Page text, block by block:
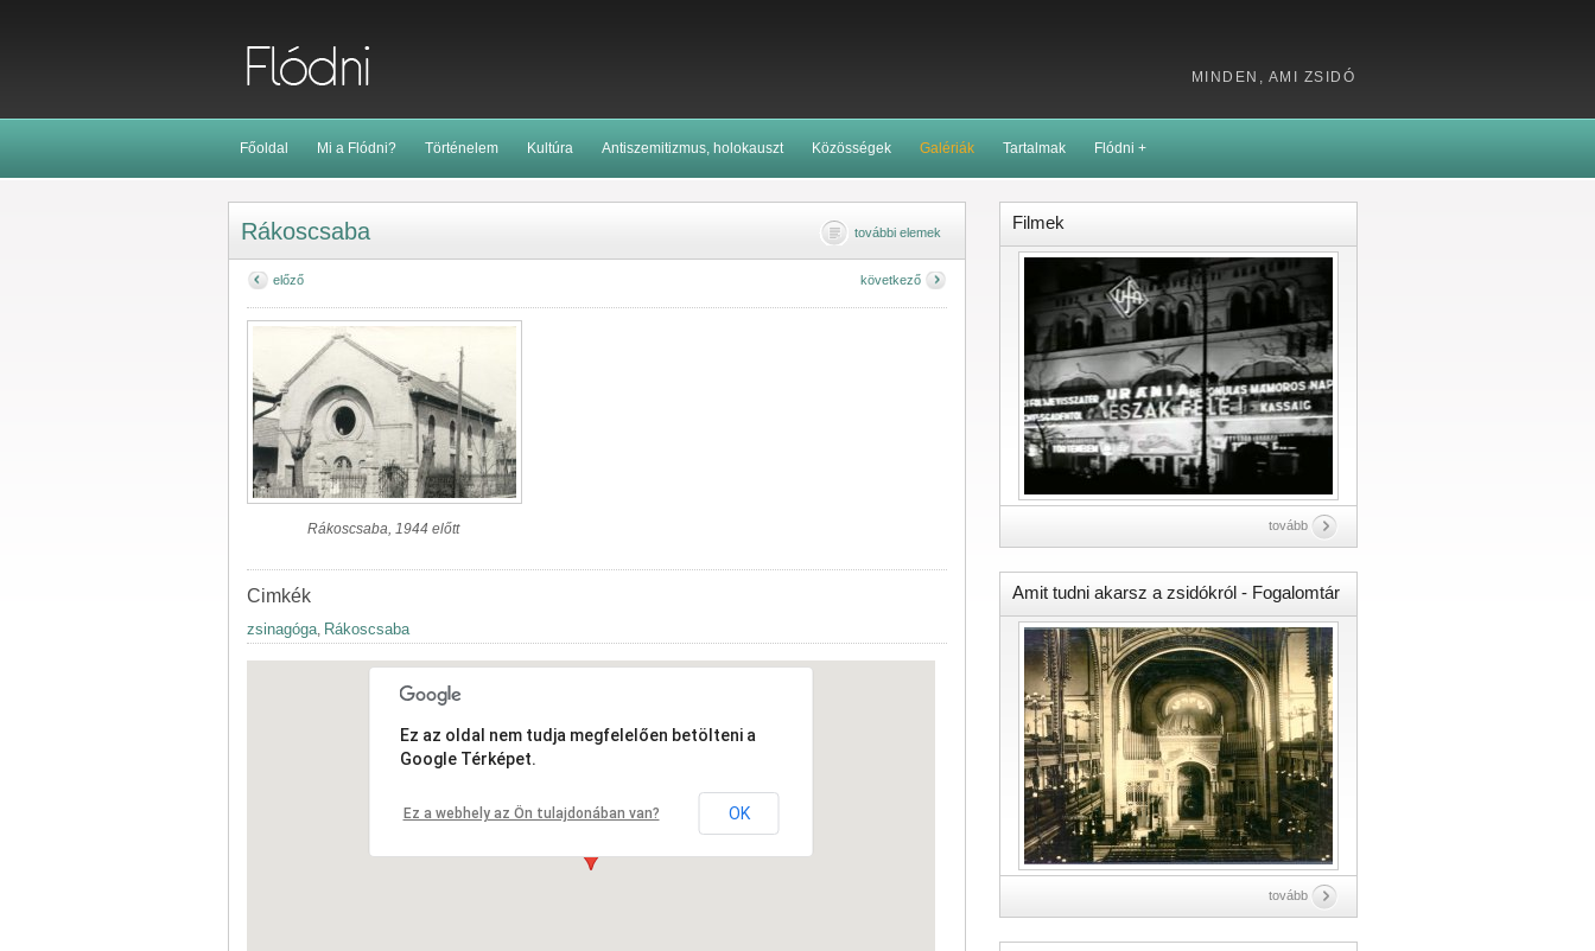
MINDEN, AMI ZSIDÓ
Főoldal Mi a Flódni? Történelem Kultúra Antiszemitizmus, holokauszt Közösségek Galériák Tartalmak Flódni +
Rákoscsaba további elemek
előző következő
Rákoscsaba, 1944 előtt
Cimkék
zsinagóga, Rákoscsaba
Ez az oldal nem tudja megfelelően betölteni a
Google Térképet.
Ez a webhely az Ön tulajdonában van? OK
Filmek
tovább
Amit tudni akarsz a zsidókról - Fogalomtár
tovább